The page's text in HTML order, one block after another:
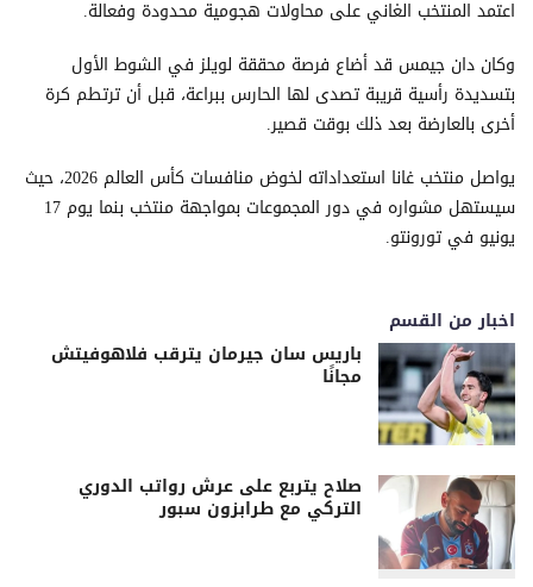
اعتمد المنتخب الغاني على محاولات هجومية محدودة وفعالة.
وكان دان جيمس قد أضاع فرصة محققة لويلز في الشوط الأول
بتسديدة رأسية قريبة تصدى لها الحارس ببراعة، قبل أن ترتطم كرة
أخرى بالعارضة بعد ذلك بوقت قصير.
يواصل منتخب غانا استعداداته لخوض منافسات كأس العالم 2026، حيث
سيستهل مشواره في دور المجموعات بمواجهة منتخب بنما يوم 17
يونيو في تورونتو.
اخبار من القسم
باريس سان جيرمان يترقب فلاهوفيتش
مجانًا
صلاح يتربع على عرش رواتب الدوري
التركي مع طرابزون سبور